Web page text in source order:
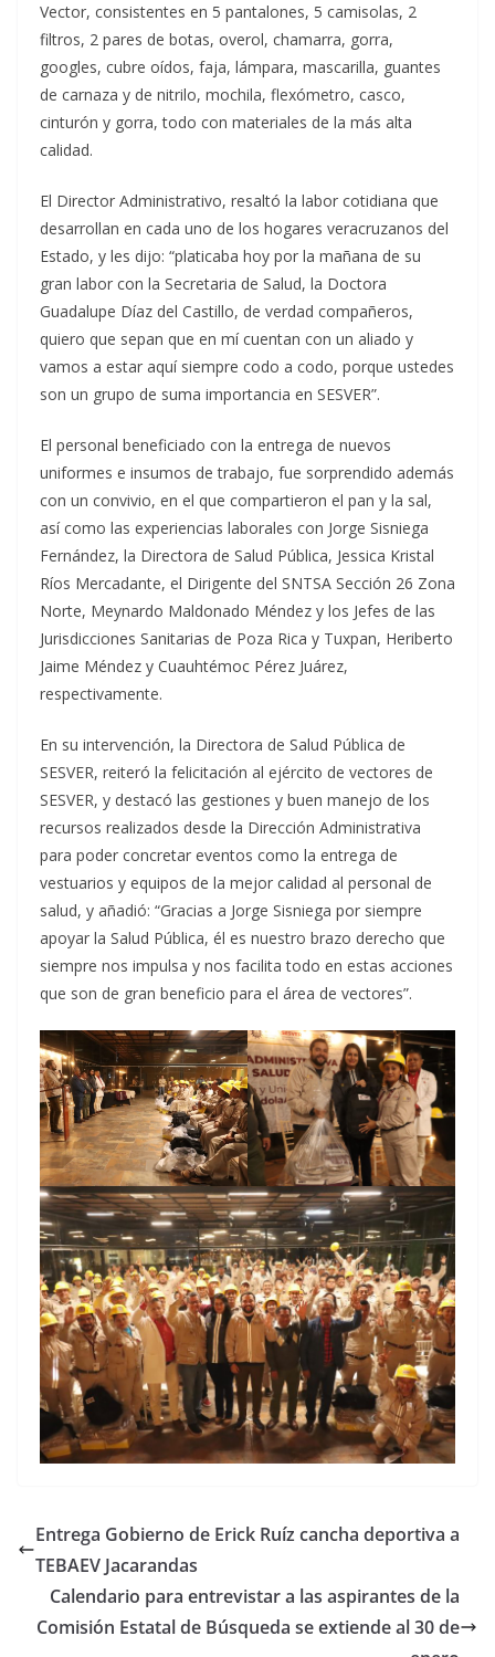
Vector, consistentes en 5 pantalones, 5 camisolas, 2
filtros, 2 pares de botas, overol, chamarra, gorra,
googles, cubre oídos, faja, lámpara, mascarilla, guantes
de carnaza y de nitrilo, mochila, flexómetro, casco,
cinturón y gorra, todo con materiales de la más alta
calidad.
El Director Administrativo, resaltó la labor cotidiana que
desarrollan en cada uno de los hogares veracruzanos del
Estado, y les dijo: “platicaba hoy por la mañana de su
gran labor con la Secretaria de Salud, la Doctora
Guadalupe Díaz del Castillo, de verdad compañeros,
quiero que sepan que en mí cuentan con un aliado y
vamos a estar aquí siempre codo a codo, porque ustedes
son un grupo de suma importancia en SESVER”.
El personal beneficiado con la entrega de nuevos
uniformes e insumos de trabajo, fue sorprendido además
con un convivio, en el que compartieron el pan y la sal,
así como las experiencias laborales con Jorge Sisniega
Fernández, la Directora de Salud Pública, Jessica Kristal
Ríos Mercadante, el Dirigente del SNTSA Sección 26 Zona
Norte, Meynardo Maldonado Méndez y los Jefes de las
Jurisdicciones Sanitarias de Poza Rica y Tuxpan, Heriberto
Jaime Méndez y Cuauhtémoc Pérez Juárez,
respectivamente.
En su intervención, la Directora de Salud Pública de
SESVER, reiteró la felicitación al ejército de vectores de
SESVER, y destacó las gestiones y buen manejo de los
recursos realizados desde la Dirección Administrativa
para poder concretar eventos como la entrega de
vestuarios y equipos de la mejor calidad al personal de
salud, y añadió: “Gracias a Jorge Sisniega por siempre
apoyar la Salud Pública, él es nuestro brazo derecho que
siempre nos impulsa y nos facilita todo en estas acciones
que son de gran beneficio para el área de vectores”.
Entrega Gobierno de Erick Ruíz cancha deportiva a
TEBAEV Jacarandas
Calendario para entrevistar a las aspirantes de la
Comisión Estatal de Búsqueda se extiende al 30 de